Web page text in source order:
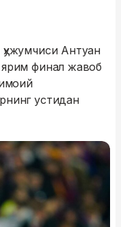
Антуан
финал жавоб
устидан